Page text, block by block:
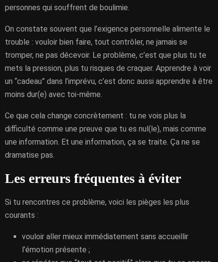
personnes qui souffrent de boulimie.
On constate souvent que l’exigence personnelle alimente le
trouble : vouloir bien faire, tout contrôler, ne jamais se
tromper, ne pas décevoir. Le problème, c’est que plus tu te
mets la pression, plus tu risques de craquer. Apprendre à voir
un “cadeau” dans l’imprévu, c’est donc aussi apprendre à être
moins dur(e) avec toi-même.
Ce que cela change concrètement : tu ne vois plus la
difficulté comme une preuve que tu es nul(le), mais comme
une information. Et une information, ça se traite. Ça ne se
dramatise pas.
Les erreurs fréquentes à éviter
Si tu rencontres ce problème, voici les pièges les plus
courants :
vouloir aller mieux immédiatement sans accueillir
l’émotion présente ;